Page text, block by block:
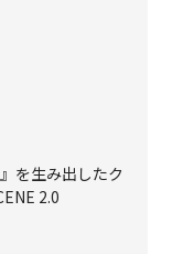
を生み出したク
2.0